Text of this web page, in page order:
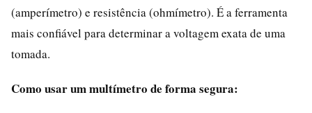
(amperímetro) e resistência (ohmímetro). É a ferramenta
mais confiável para determinar a voltagem exata de uma
tomada.
Como usar um multímetro de forma segura: